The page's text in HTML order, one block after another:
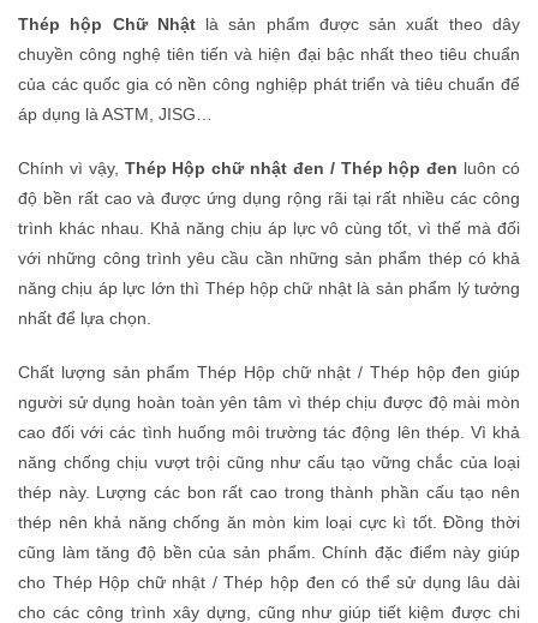
Thép hộp Chữ Nhậtlà sản phẩm được sản xuất theo dây
chuyền công nghệ tiên tiến và hiện đại bậc nhất theo tiêu chuẩn
của các quốc gia có nền công nghiệp phát triển và tiêu chuẩn để
áp dụng là ASTM, JISG…
Chính vì vậy, Thép Hộp chữ nhật đen / Thép hộp đen luôn có
độ bền rất cao và được ứng dụng rộng rãi tại rất nhiều các công
trình khác nhau. Khả năng chịu áp lực vô cùng tốt, vì thế mà đối
với những công trình yêu cầu cần những sản phẩm thép có khả
năng chịu áp lực lớn thì Thép hộp chữ nhật là sản phẩm lý tưởng
nhất để lựa chọn.
Chất lượng sản phẩm Thép Hộp chữ nhật / Thép hộp đen giúp
người sử dụng hoàn toàn yên tâm vì thép chịu được độ mài mòn
cao đối với các tình huống môi trường tác động lên thép. Vì khả
năng chống chịu vượt trội cũng như cấu tạo vững chắc của loại
thép này. Lượng các bon rất cao trong thành phần cấu tạo nên
thép nên khả năng chống ăn mòn kim loại cực kì tốt. Đồng thời
cũng làm tăng độ bền của sản phẩm. Chính đặc điểm này giúp
cho Thép Hộp chữ nhật / Thép hộp đen có thể sử dụng lâu dài
cho các công trình xây dựng, cũng như giúp tiết kiệm được chi